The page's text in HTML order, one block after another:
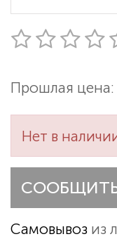
Прошлая цена:
Нет в
Самовывоз из